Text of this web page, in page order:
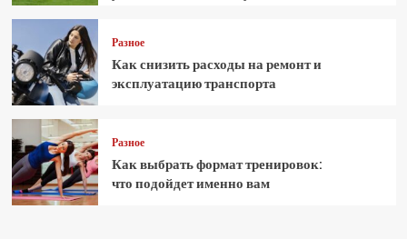
Разное
Как снизить расходы на ремонт и
эксплуатацию транспорта
Разное
Как выбрать формат тренировок:
что подойдет именно вам